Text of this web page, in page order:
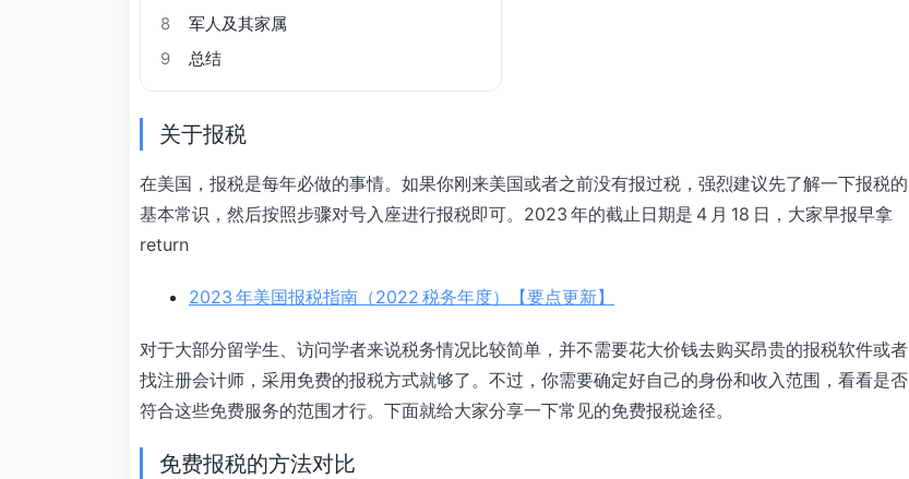
8
军人及其家属
9
总结
关于报税
在美国，报税是每年必做的事情。如果你刚来美国或者之前没有报过税，强烈建议先了解一下报税的
基本常识，然后按照步骤对号入座进行报税即可。2023 年的截止日期是 4 月 18 日，大家早报早拿
return
2023 年美国报税指南（2022 税务年度）【要点更新】
对于大部分留学生、访问学者来说税务情况比较简单，并不需要花大价钱去购买昂贵的报税软件或者
找注册会计师，采用免费的报税方式就够了。不过，你需要确定好自己的身份和收入范围，看看是否
符合这些免费服务的范围才行。下面就给大家分享一下常见的免费报税途径。
免费报税的方法对比